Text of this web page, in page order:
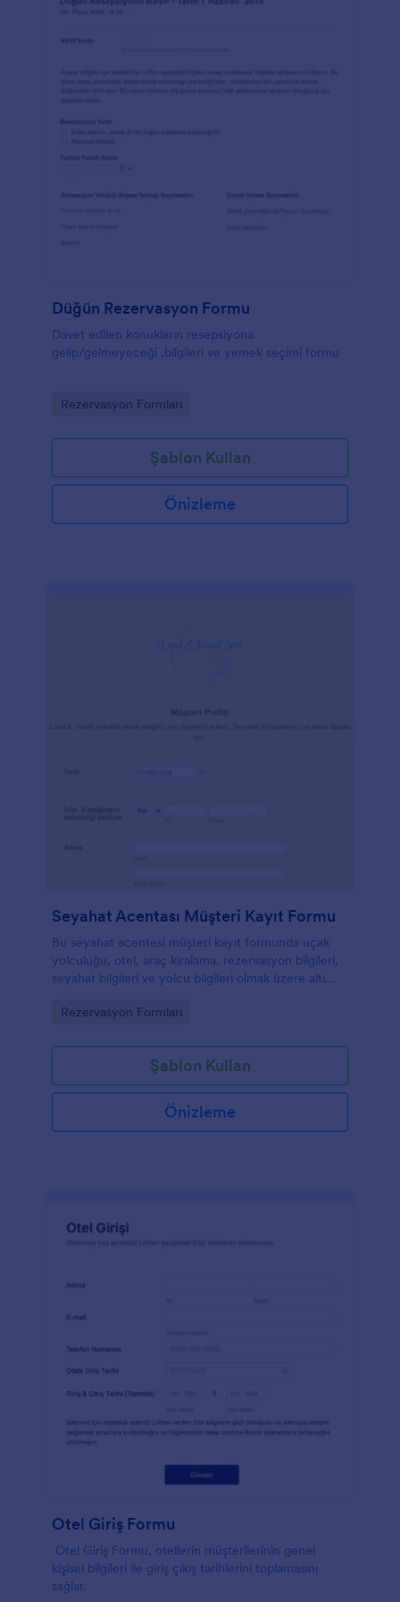
Düğün Rezervasyon Formu
Davet edilen konukların resepsiyona
gelip/gelmeyeceği ,bilgileri ve yemek seçimi formu
Go to Category:
Rezervasyon Formları
Şablon Kullan
Önizleme
Seyahat Acentası Müşteri Kayıt Formu
Bu seyahat acentesi müşteri kayıt formunda uçak
yolculuğu, otel, araç kiralama, rezervasyon bilgileri,
seyahat bilgileri ve yolcu bilgileri olmak üzere altı
Go to Category:
Rezervasyon Formları
Şablon Kullan
Önizleme
Otel Giriş Formu
Otel Giriş Formu, otellerin müşterilerinin genel
kişisel bilgileri ile giriş çıkış tarihlerini toplamasını
sağlar.